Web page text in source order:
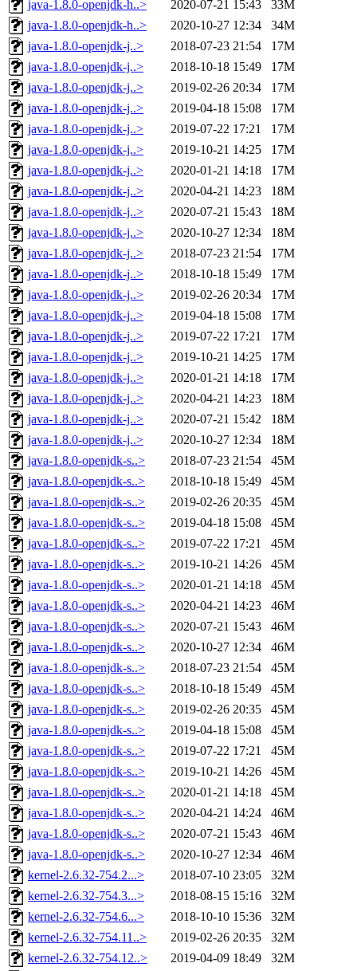
java-1.8.0-openjdk-h..> 2020-07-21 15:43
33M
java-1.8.0-openjdk-h..>
2020-10-27 12:34
34M
java-1.8.0-openjdk-j..>
2018-07-23 21:54
17M
java-1.8.0-openjdk-j..>
2018-10-18 15:49
17M
java-1.8.0-openjdk-j..>
2019-02-26 20:34
17M
java-1.8.0-openjdk-j..>
2019-04-18 15:08
17M
java-1.8.0-openjdk-j..>
2019-07-22 17:21
17M
java-1.8.0-openjdk-j..>
2019-10-21 14:25
17M
java-1.8.0-openjdk-j..>
2020-01-21 14:18
17M
java-1.8.0-openjdk-j..>
2020-04-21 14:23
18M
java-1.8.0-openjdk-j..>
2020-07-21 15:43
18M
java-1.8.0-openjdk-j..>
2020-10-27 12:34
18M
java-1.8.0-openjdk-j..>
2018-07-23 21:54
17M
java-1.8.0-openjdk-j..>
2018-10-18 15:49
17M
java-1.8.0-openjdk-j..>
2019-02-26 20:34
17M
java-1.8.0-openjdk-j..>
2019-04-18 15:08
17M
java-1.8.0-openjdk-j..>
2019-07-22 17:21
17M
java-1.8.0-openjdk-j..>
2019-10-21 14:25
17M
java-1.8.0-openjdk-j..>
2020-01-21 14:18
17M
java-1.8.0-openjdk-j..>
2020-04-21 14:23
18M
java-1.8.0-openjdk-j..>
2020-07-21 15:42
18M
java-1.8.0-openjdk-j..>
2020-10-27 12:34
18M
java-1.8.0-openjdk-s..>
2018-07-23 21:54
45M
java-1.8.0-openjdk-s..>
2018-10-18 15:49
45M
java-1.8.0-openjdk-s..>
2019-02-26 20:35
45M
java-1.8.0-openjdk-s..>
2019-04-18 15:08
45M
java-1.8.0-openjdk-s..>
2019-07-22 17:21
45M
java-1.8.0-openjdk-s..>
2019-10-21 14:26
45M
java-1.8.0-openjdk-s..>
2020-01-21 14:18
45M
java-1.8.0-openjdk-s..>
2020-04-21 14:23
46M
java-1.8.0-openjdk-s..>
2020-07-21 15:43
46M
java-1.8.0-openjdk-s..>
2020-10-27 12:34
46M
java-1.8.0-openjdk-s..>
2018-07-23 21:54
45M
java-1.8.0-openjdk-s..>
2018-10-18 15:49
45M
java-1.8.0-openjdk-s..>
2019-02-26 20:35
45M
java-1.8.0-openjdk-s..>
2019-04-18 15:08
45M
java-1.8.0-openjdk-s..>
2019-07-22 17:21
45M
java-1.8.0-openjdk-s..>
2019-10-21 14:26
45M
java-1.8.0-openjdk-s..>
2020-01-21 14:18
45M
java-1.8.0-openjdk-s..>
2020-04-21 14:24
46M
java-1.8.0-openjdk-s..>
2020-07-21 15:43
46M
java-1.8.0-openjdk-s..>
2020-10-27 12:34
46M
kernel-2.6.32-754.2...>
2018-07-10 23:05
32M
kernel-2.6.32-754.3...>
2018-08-15 15:16
32M
kernel-2.6.32-754.6...>
2018-10-10 15:36
32M
kernel-2.6.32-754.11..>
2019-02-26 20:35
32M
kernel-2.6.32-754.12..>
2019-04-09 18:49
32M